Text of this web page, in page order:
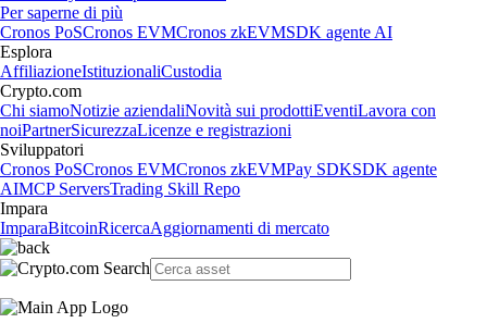
Per saperne di più
Cronos PoSCronos EVMCronos zkEVMSDK agente AI
Esplora
AffiliazioneIstituzionaliCustodia
Crypto.com
Chi siamoNotizie aziendaliNovità sui prodottiEventiLavora con
noiPartnerSicurezzaLicenze e registrazioni
Sviluppatori
Cronos PoSCronos EVMCronos zkEVMPay SDKSDK agente
AIMCP ServersTrading Skill Repo
Impara
ImparaBitcoinRicercaAggiornamenti di mercato